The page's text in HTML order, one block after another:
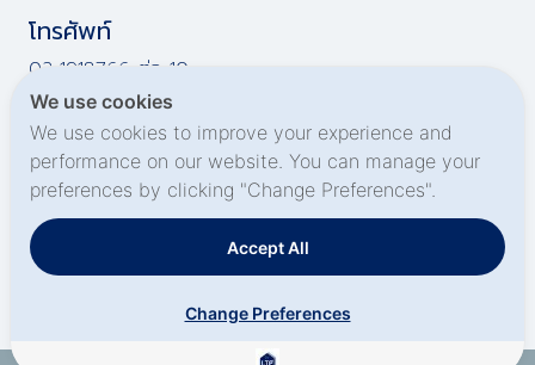
โทรศัพท์
02-1918766 ต่อ 10
02-1918767 ต่อ 10
02-1919695 ต่อ 10
02-1919696 ต่อ 10
Social Media
We use cookies
We use cookies to improve your experience and
performance on our website. You can manage your
preferences by clicking "Change Preferences".
Accept All
Change Preferences